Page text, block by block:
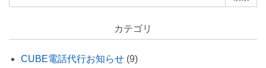
カテゴリ
CUBE電話代行お知らせ (9)